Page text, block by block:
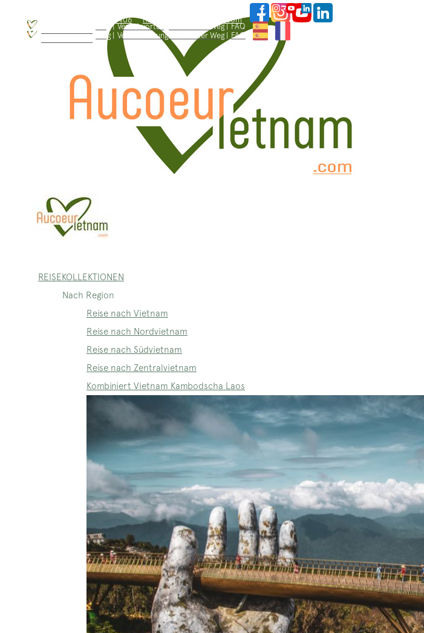
WhatsApp: +84.909.426.406 hallo@aucoeurvietnam.com
Blog | Verantwortungsbewusster Weg | FAQ
REISEKOLLEKTIONEN
Nach Region
Reise nach Vietnam
Reise nach Nordvietnam
Reise nach Südvietnam
Reise nach Zentralvietnam
Kombiniert Vietnam Kambodscha Laos
Blog | Verantwortungsbewusster Weg | FAQ